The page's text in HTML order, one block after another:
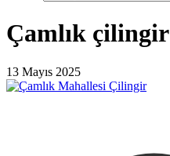
Çamlık çilingir
13 Mayıs 2025